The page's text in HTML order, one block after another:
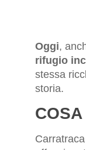
Oggi,
rifugio
stessa
storia.